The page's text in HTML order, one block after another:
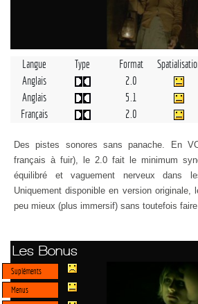
Langue Type Format
Anglais
2.0
Anglais
5.1
Français
2.0
Des pistes sonores sans panache. En
français à fuir), le 2.0 fait le minimum
équilibré et vaguement nerveux dans
Uniquement disponible en version originale,
peu mieux (plus immersif) sans toutefois faire
Les Bonus
Supléments
Menus